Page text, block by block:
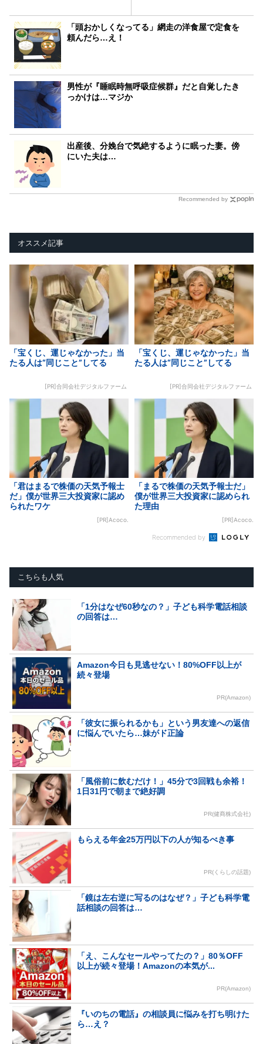
「頭おかしくなってる」網走の洋食屋で定食を
頼んだら…え！
男性が『睡眠時無呼吸症候群』だと自覚したき
っかけは…マジか
出産後、分娩台で気絶するように眠った妻。傍
にいた夫は…
Recommended by
オススメ記事
「宝くじ、運じゃなかった」当
たる人は“同じこと”してる
[PR]合同会社デジタルファーム
「宝くじ、運じゃなかった」当
たる人は“同じこと”してる
[PR]合同会社デジタルファーム
「君はまるで株価の天気予報士
だ」僕が世界三大投資家に認め
られたワケ
[PR]Acoco.
「まるで株価の天気予報士だ」
僕が世界三大投資家に認められ
た理由
[PR]Acoco.
Recommended by
こちらも人気
「1分はなぜ60秒なの？」子ども科学電話相談
の回答は…
Amazon今日も見逃せない！80%OFF以上が
続々登場
PR(Amazon)
「彼女に振られるかも」という男友達への返信
に悩んでいたら…妹がド正論
「風俗前に飲むだけ！」45分で3回戦も余裕！
1日31円で朝まで絶好調
PR(健商株式会社)
もらえる年金25万円以下の人が知るべき事
PR(くらしの話題)
「鏡は左右逆に写るのはなぜ？」子ども科学電
話相談の回答は…
「え、こんなセールやってたの？」80％OFF
以上が続々登場！Amazonの本気が...
PR(Amazon)
『いのちの電話』の相談員に悩みを打ち明けた
ら…え？